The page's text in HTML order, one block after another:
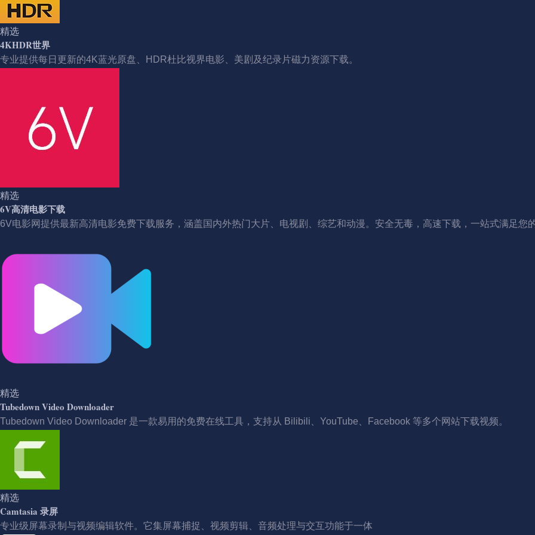
精选
4KHDR世界
专业提供每日更新的4K蓝光原盘、HDR杜比视界电影、美剧及纪录片磁力资源下载。
精选
6V高清电影下载
6V电影网提供最新高清电影免费下载服务，涵盖国内外热门大片、电视剧、综艺和动漫。安全无毒，高速下载，一站式满足您
精选
Tubedown Video Downloader
Tubedown Video Downloader 是一款易用的免费在线工具，支持从 Bilibili、YouTube、Facebook 等多个网站下载视频。
精选
Camtasia 录屏
专业级屏幕录制与视频编辑软件。它集屏幕捕捉、视频剪辑、音频处理与交互功能于一体